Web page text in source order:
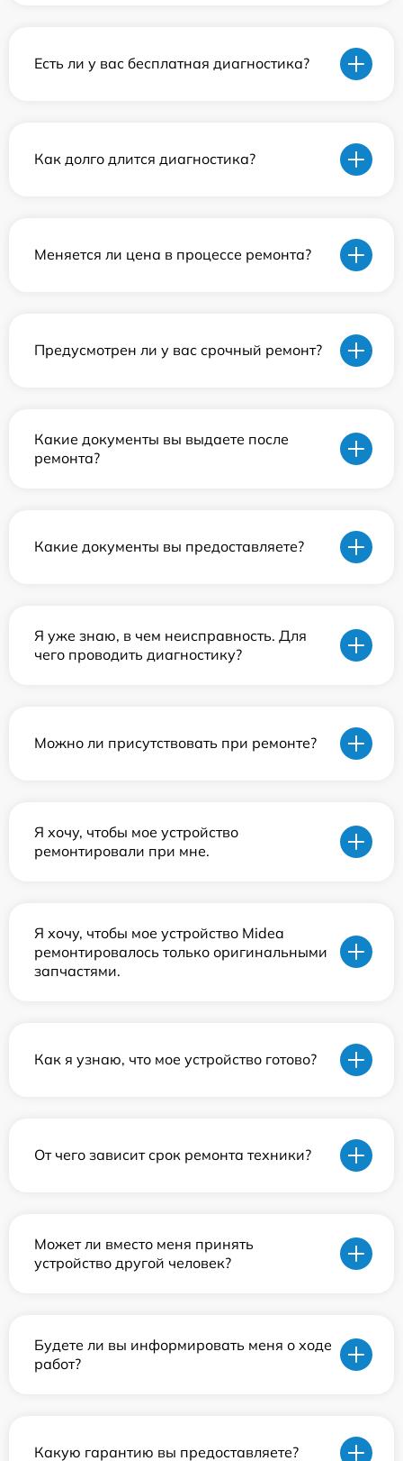
Есть ли у вас бесплатная диагностика?
Как долго длится диагностика?
Меняется ли цена в процессе ремонта?
Предусмотрен ли у вас срочный ремонт?
Какие документы вы выдаете после
ремонта?
Какие документы вы предоставляете?
Я уже знаю, в чем неисправность. Для
чего проводить диагностику?
Можно ли присутствовать при ремонте?
Я хочу, чтобы мое устройство
ремонтировали при мне.
Я хочу, чтобы мое устройство Midea
ремонтировалось только оригинальными
запчастями.
Как я узнаю, что мое устройство готово?
От чего зависит срок ремонта техники?
Может ли вместо меня принять
устройство другой человек?
Будете ли вы информировать меня о ходе
работ?
Какую гарантию вы предоставляете?